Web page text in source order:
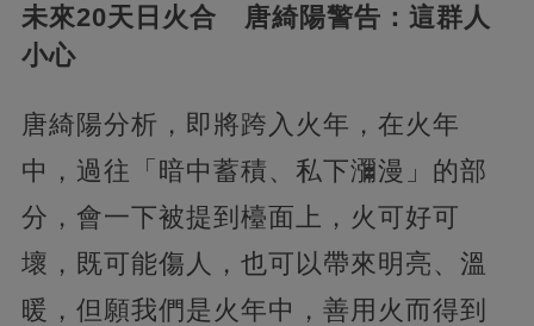
未來20天日火合 唐綺陽警告：這群人
小心
唐綺陽分析，即將跨入火年，在火年
中，過往「暗中蓄積、私下瀰漫」的部
分，會一下被提到檯面上，火可好可
壞，既可能傷人，也可以帶來明亮、溫
暖，但願我們是火年中，善用火而得到